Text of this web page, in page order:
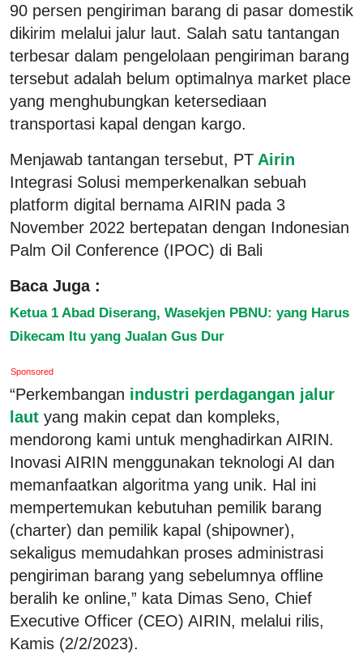
90 persen pengiriman barang di pasar domestik
dikirim melalui jalur laut. Salah satu tantangan
terbesar dalam pengelolaan pengiriman barang
tersebut adalah belum optimalnya market place
yang menghubungkan ketersediaan
transportasi kapal dengan kargo.
Menjawab tantangan tersebut, PT Airin
Integrasi Solusi memperkenalkan sebuah
platform digital bernama AIRIN pada 3
November 2022 bertepatan dengan Indonesian
Palm Oil Conference (IPOC) di Bali
Baca Juga :
Ketua 1 Abad Diserang, Wasekjen PBNU: yang Harus
Dikecam Itu yang Jualan Gus Dur
Sponsored
“Perkembangan industri perdagangan jalur
laut yang makin cepat dan kompleks,
mendorong kami untuk menghadirkan AIRIN.
Inovasi AIRIN menggunakan teknologi AI dan
memanfaatkan algoritma yang unik. Hal ini
mempertemukan kebutuhan pemilik barang
(charter) dan pemilik kapal (shipowner),
sekaligus memudahkan proses administrasi
pengiriman barang yang sebelumnya offline
beralih ke online,” kata Dimas Seno, Chief
Executive Officer (CEO) AIRIN, melalui rilis,
Kamis (2/2/2023).